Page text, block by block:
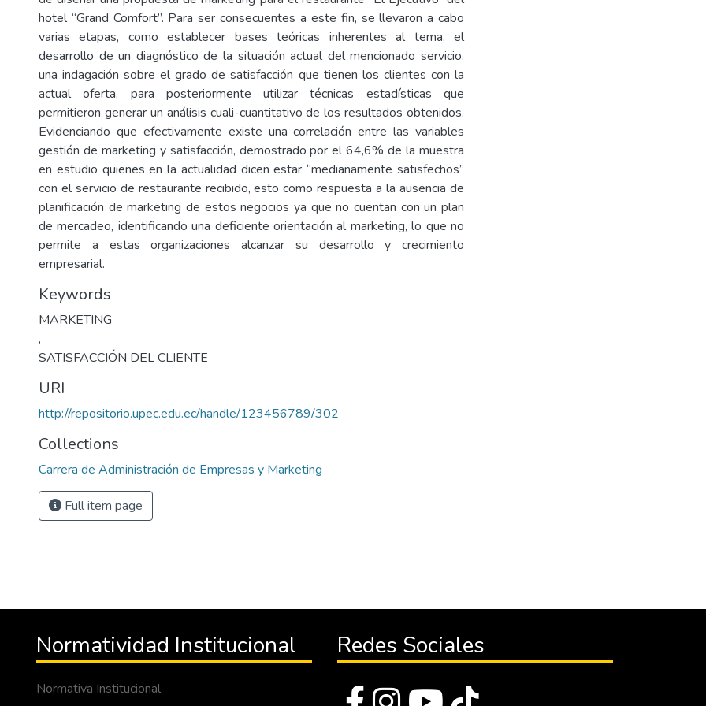
hotel “Grand Comfort”. Para ser consecuentes a este fin, se llevaron a cabo
varias etapas, como establecer bases teóricas inherentes al tema, el
desarrollo de un diagnóstico de la situación actual del mencionado servicio,
una indagación sobre el grado de satisfacción que tienen los clientes con la
actual oferta, para posteriormente utilizar técnicas estadísticas que
permitieron generar un análisis cuali-cuantitativo de los resultados obtenidos.
Evidenciando que efectivamente existe una correlación entre las variables
gestión de marketing y satisfacción, demostrado por el 64,6% de la muestra
en estudio quienes en la actualidad dicen estar “medianamente satisfechos”
con el servicio de restaurante recibido, esto como respuesta a la ausencia de
planificación de marketing de estos negocios ya que no cuentan con un plan
de mercadeo, identificando una deficiente orientación al marketing, lo que no
permite a estas organizaciones alcanzar su desarrollo y crecimiento
empresarial.
Keywords
MARKETING
,
SATISFACCIÓN DEL CLIENTE
URI
http://repositorio.upec.edu.ec/handle/123456789/302
Collections
Carrera de Administración de Empresas y Marketing
Full item page
Normatividad Institucional
Normativa Institucional
Redes Sociales